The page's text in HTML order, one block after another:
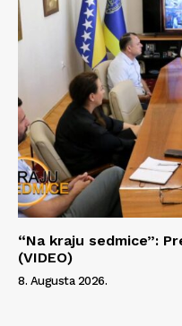
“Na kraju sedmice”:
(VIDEO)
8. Augusta 2026.